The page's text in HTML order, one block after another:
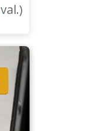
val.)